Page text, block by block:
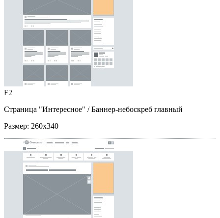
F2
Страница "Интересное" / Баннер-небоскреб главный
Размер: 260x340